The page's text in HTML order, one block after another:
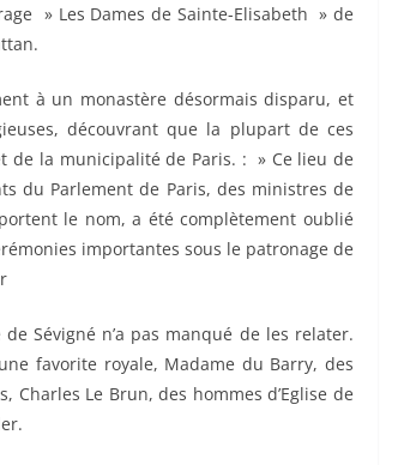
» Les Dames de Sainte-Elisabeth » de
à un monastère désormais disparu, et
découvrant que la plupart de ces
de la municipalité de Paris. : » Ce lieu de
du Parlement de Paris, des ministres de
le nom, a été complètement oublié
importantes sous le patronage de
Sévigné n’a pas manqué de les relater.
favorite royale, Madame du Barry, des
Charles Le Brun, des hommes d’Eglise de